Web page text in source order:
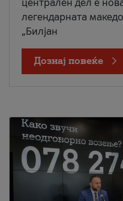
централен дел е
легендарната
„Билјан
Дознај повеќе